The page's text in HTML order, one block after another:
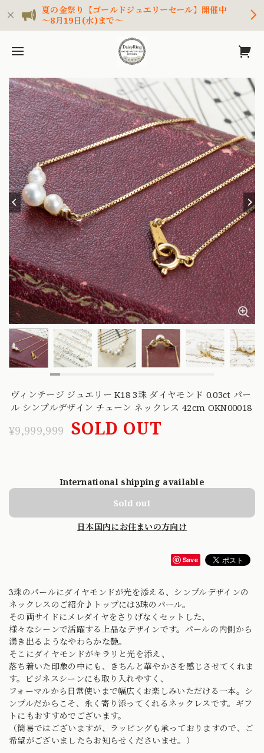
夏の金祭り【ゴールドジュエリーセール】開催中
～8月19日(水)まで～
ヴィンテージ ジュエリー K18 3珠 ダイヤモンド 0.03ct パー
ル シンプルデザイン チェーン ネックレス 42cm OKN00018
¥9,999,999 SOLD OUT
International shipping available
Sold out
日本国内にお住まいの方向け
Save
3珠のパールにダイヤモンドが光を添える、シンプルデザインの
ネックレスのご紹介♪トップには3珠のパール。
その両サイドにメレダイヤをさりげなくセットした、
様々なシーンで活躍する上品なデザインです。パールの内側から
湧き出るようなやわらかな艶。
そこにダイヤモンドがキラリと光を添え、
落ち着いた印象の中にも、きちんと華やかさを感じさせてくれま
す。ビジネスシーンにも取り入れやすく、
フォーマルから日常使いまで幅広くお楽しみいただける一本。シ
ンプルだからこそ、永く寄り添ってくれるネックレスです。ギフ
トにもおすすめでございます。
（簡易ではございますが、ラッピングも承っておりますので、ご
希望がございましたらお知らせくださいませ。）